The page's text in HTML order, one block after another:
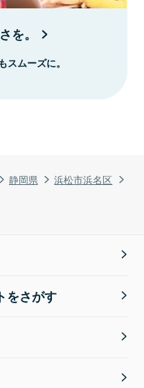
静岡県
浜松市浜名区
を。
ムーズに。
をさがす